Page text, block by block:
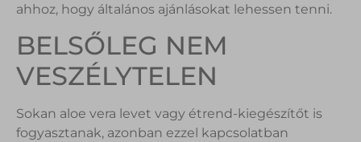
ahhoz, hogy általános ajánlásokat lehessen tenni.
BELSŐLEG NEM
VESZÉLYTELEN
Sokan aloe vera levet vagy étrend-kiegészítőt is
fogyasztanak, azonban ezzel kapcsolatban